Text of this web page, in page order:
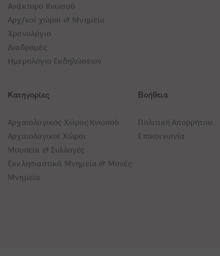
Ανάκτορο Κνωσού
Αρχ/κοί χώροι & Μνημεία
Χρονολόγιο
Διαδρομές
Ημερολόγιο Εκδηλώσεων
Κατηγορίες
Αρχαιολογικός Χώρος Κνωσού
Αρχαιολογικοί Χώροι
Μουσεία & Συλλογές
Εκκλησιαστικά Μνημεία & Μονές
Μνημεία
Βοήθεια
Πολιτική Απορρήτου
Επικοινωνία